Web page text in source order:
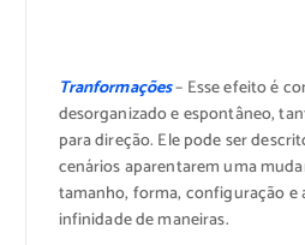
Tranformações– Esse efeito é
desorganizado e espontâneo,
para direção. Ele pode ser
cenários aparentarem uma
tamanho, forma, configuração e
infinidade de maneiras.